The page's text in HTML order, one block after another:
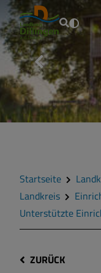
Startseite
Landkreis
Unterstützte
ZURÜCK